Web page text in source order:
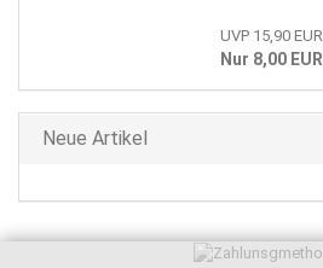
UVP 15,90 EUR
Nur 8,00 EUR
Neue Artikel